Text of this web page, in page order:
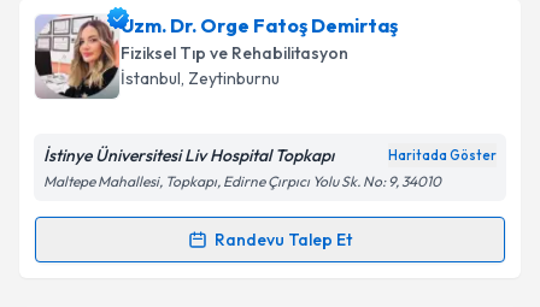
Uzm. Dr. Orge Fatoş Demirtaş
Fiziksel Tıp ve Rehabilitasyon
İstanbul, Zeytinburnu
İstinye Üniversitesi Liv Hospital Topkapı Haritada Göster
Maltepe Mahallesi, Topkapı, Edirne Çırpıcı Yolu Sk. No: 9, 34010
Randevu Talep Et
Randevu Takvimi Talebi